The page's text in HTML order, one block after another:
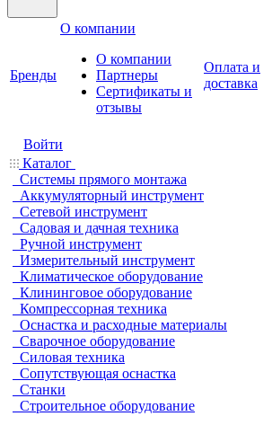
Бренды
О компании
О компании
Партнеры
Cертификаты и
отзывы
Оплата и
доставка
Войти
Каталог
Системы прямого монтажа
Аккумуляторный инструмент
Сетевой инструмент
Садовая и дачная техника
Ручной инструмент
Измерительный инструмент
Климатическое оборудование
Клининговое оборудование
Компрессорная техника
Оснастка и расходные материалы
Сварочное оборудование
Силовая техника
Сопутствующая оснастка
Станки
Строительное оборудование